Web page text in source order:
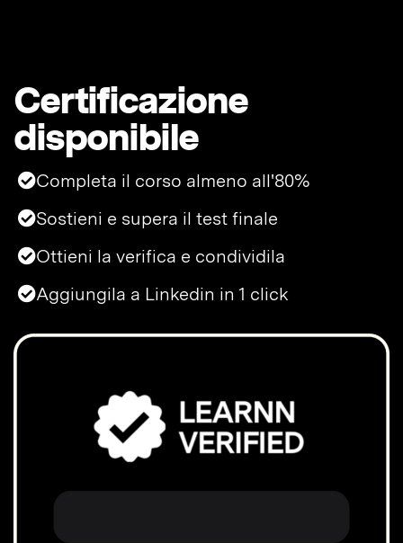
Certificazione
disponibile
Completa il corso almeno all'80%
Sostieni e supera il test finale
Ottieni la verifica e condividila
Aggiungila a Linkedin in 1 click